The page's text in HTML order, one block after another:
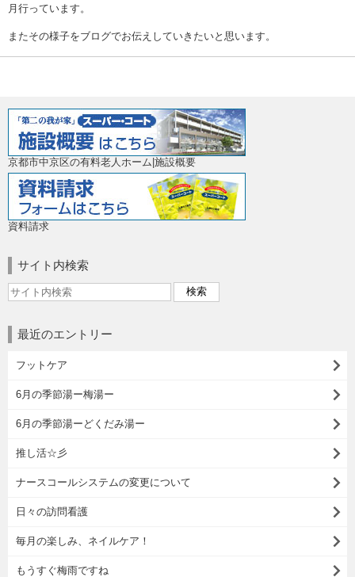
月行っています。
またその様子をブログでお伝えしていきたいと思います。
京都市中京区の有料老人ホーム|施設概要
資料請求
サイト内検索
最近のエントリー
フットケア
6月の季節湯ー梅湯ー
6月の季節湯ーどくだみ湯ー
推し活☆彡
ナースコールシステムの変更について
日々の訪問看護
毎月の楽しみ、ネイルケア！
もうすぐ梅雨ですね